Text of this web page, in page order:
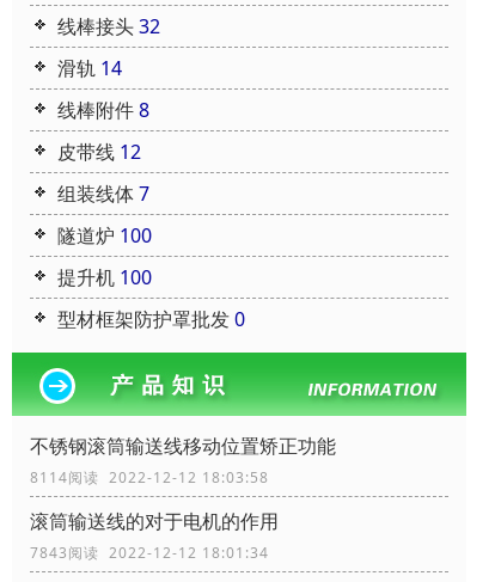
线棒接头32
滑轨 14
线棒附件8
皮带线 12
组装线体7
隧道炉 100
提升机 100
型材框架防护罩批发0
不锈钢滚筒输送线移动位置矫正功能
8114阅读 2022-12-12 18:03:58
滚筒输送线的对于电机的作用
7843阅读 2022-12-12 18:01:34